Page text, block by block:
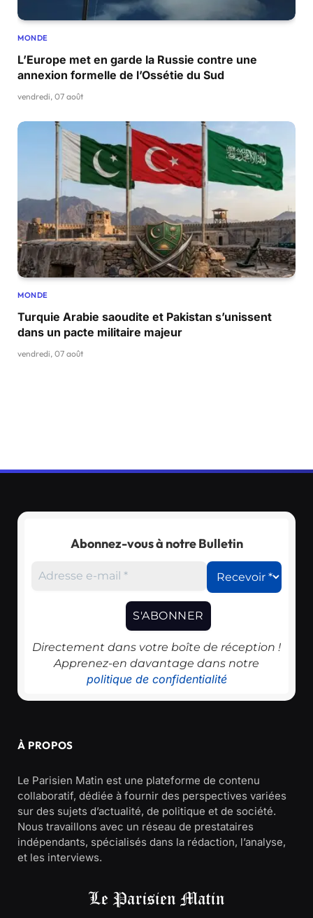
MONDE
L’Europe met en garde la Russie contre une
annexion formelle de l’Ossétie du Sud
vendredi, 07 août
MONDE
Turquie Arabie saoudite et Pakistan s’unissent
dans un pacte militaire majeur
vendredi, 07 août
Abonnez-vous à notre Bulletin
Directement dans votre boîte de réception !
Apprenez-en davantage dans notre
politique de confidentialité
À PROPOS
Le Parisien Matin est une plateforme de contenu
collaboratif, dédiée à fournir des perspectives variées
sur des sujets d’actualité, de politique et de société.
Nous travaillons avec un réseau de prestataires
indépendants, spécialisés dans la rédaction, l’analyse,
et les interviews.